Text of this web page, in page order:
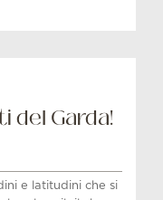
del Garda!
e latitudini che si